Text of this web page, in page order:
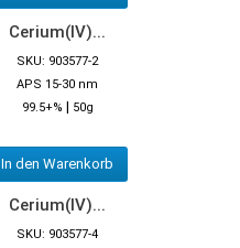
Cerium(IV)...
SKU: 903577-2
APS 15-30 nm
99.5+% | 50g
In den Warenkorb
Cerium(IV)...
SKU: 903577-4